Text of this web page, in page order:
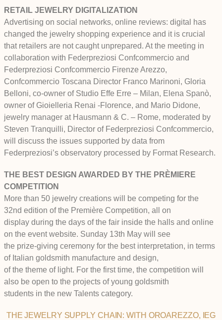
RETAIL JEWELRY DIGITALIZATION
Advertising on social networks, online reviews: digital has
changed the jewelry shopping experience and it is crucial
that retailers are not caught unprepared. At the meeting in
collaboration with Federpreziosi Confcommercio and
Federpreziosi Confcommercio Firenze Arezzo,
Confcommercio Toscana Director Franco Marinoni, Gloria
Belloni, co-owner of Studio Effe Erre – Milan, Elena Spanò,
owner of Gioielleria Renai -Florence, and Mario Didone,
jewelry manager at Hausmann & C. – Rome, moderated by
Steven Tranquilli, Director of Federpreziosi Confcommercio,
will discuss the issues supported by data from
Federpreziosi’s observatory processed by Format Research.
THE BEST DESIGN AWARDED BY THE PRÈMIERE
COMPETITION
More than 50 jewelry creations will be competing for the
32nd edition of the Première Competition, all on
display during the days of the fair inside the halls and online
on the event website. Sunday 13th May will see
the prize-giving ceremony for the best interpretation, in terms
of Italian goldsmith manufacture and design,
of the theme of light. For the first time, the competition will
also be open to the projects of young goldsmith
students in the new Talents category.
THE JEWELRY SUPPLY CHAIN: WITH OROAREZZO, IEG